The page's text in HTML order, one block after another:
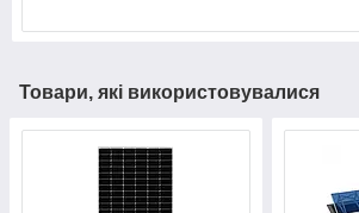
Товари, які використовувалися